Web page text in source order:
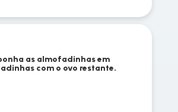
as almofadinhas em
com o ovo restante.